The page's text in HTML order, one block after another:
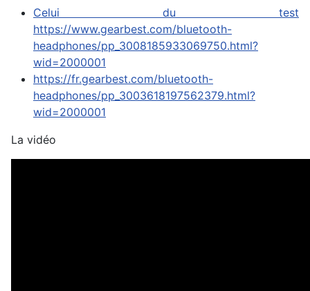
Celui du test
https://www.gearbest.com/bluetooth-
headphones/pp_3008185933069750.html?
wid=2000001
https://fr.gearbest.com/bluetooth-
headphones/pp_3003618197562379.html?
wid=2000001
La vidéo